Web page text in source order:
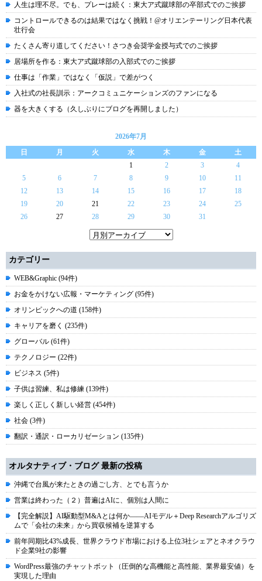
人生は理不尽。でも、プレーは続く：東大ア式蹴球部の卒部式でのご挨拶
コントロールできるのは結果ではなく挑戦！@オリエンテーリング日本代表
壮行会
たくさん寄り道してください！さつき会奨学金授与式でのご挨拶
居場所を作る：東大ア式蹴球部の入部式でのご挨拶
仕事は「作業」ではなく「仮説」で差がつく
入社式の社長訓示：アークコミュニケーションズのファンになる
器を大きくする（久しぶりにブログを再開しました）
2026年7月
日
月 火 水 木 金
土
1
2 3
4
5
6 7 8 9 10
11
12
13 14 15 16 17
18
19
20 21 22 23 24
25
26
27 28 29 30 31
カテゴリー
WEB&Graphic (94件)
お金をかけない広報・マーケティング (95件)
オリンピックへの道 (158件)
キャリアを磨く (235件)
グローバル (61件)
テクノロジー (22件)
ビジネス (5件)
子供は習練、私は修練 (139件)
楽しく正しく新しい経営 (454件)
社会 (3件)
翻訳・通訳・ローカリゼーション (135件)
オルタナティブ・ブログ 最新の投稿
沖縄で台風が来たときの過ごし方、とでも言うか
営業は終わった（２）普遍はAIに、個別は人間に
【完全解説】AI駆動型M&Aとは何か――AIモデル＋Deep Researchアルゴリズ
ムで「会社の未来」から買収候補を逆算する
前年同期比43%成長、世界クラウド市場における上位3社シェアとネオクラウ
ド企業9社の影響
WordPress最強のチャットボット（圧倒的な高機能と高性能、業界最安値）を
実現した理由